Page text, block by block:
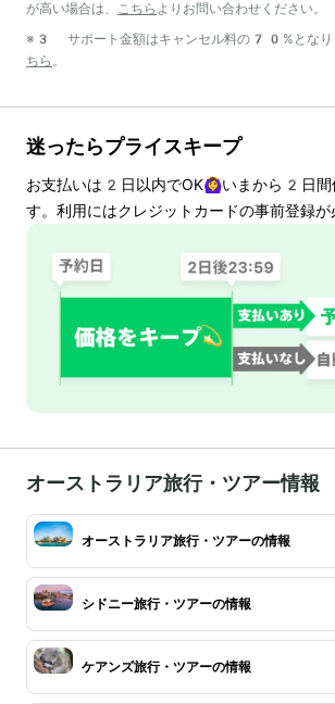
が高い場合は、 こちら よりお問い合わせください。
※3 サポート金額はキャンセル料の70%となり
ちら 。
迷ったらプライスキープ
お支払いは 2 日以内でOK🙆‍♀️いまから 2 日
す。利用にはクレジットカードの事前登録が
オーストラリア旅行・ツアー情報
オーストラリア旅行・ツアーの情報
シドニー旅行・ツアーの情報
ケアンズ旅行・ツアーの情報